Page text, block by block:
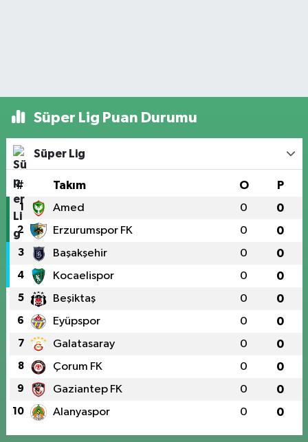
Süper Lig Puan Durumu
Süper Lig
# Takım O P
1 Amed 0 0
2 Erzurumspor FK 0 0
3 Başakşehir 0 0
4 Kocaelispor 0 0
5 Beşiktaş 0 0
6 Eyüpspor 0 0
7 Galatasaray 0 0
8 Çorum FK 0 0
9 Gaziantep FK 0 0
10 Alanyaspor 0 0